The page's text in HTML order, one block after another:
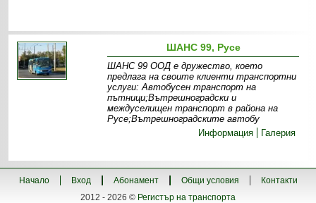
ШАНС 99, Русе
ШАНС 99 ООД е дружество, което
предлага на своите клиенти транспортни
услуги: Автобусен транспорт на
пътници;Вътрешноградски и
междуселищен транспорт в района на
Русе;Вътрешноградските автобу
Информация
Галерия
Начало Вход Абонамент Общи условия
Контакти
2012 - 2026 © Регистър на транспорта